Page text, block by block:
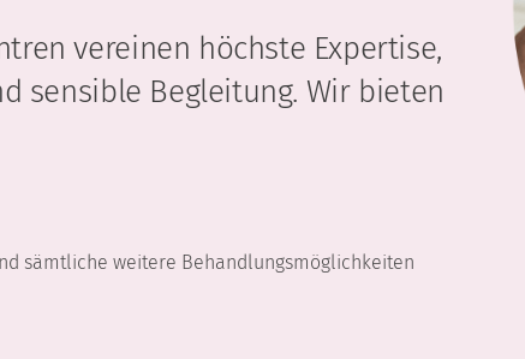
vereinen höchste Expertise,
sensible Begleitung. Wir bieten
sämtliche weitere Behandlungsmöglichkeiten